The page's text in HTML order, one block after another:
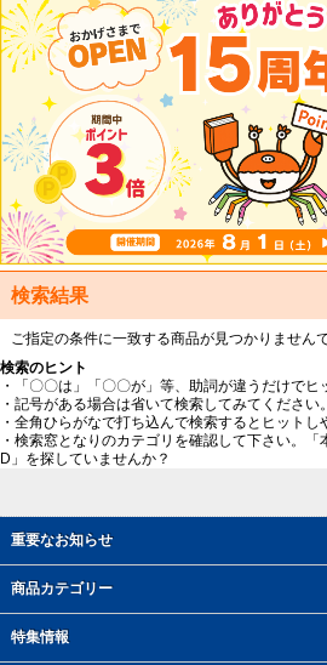
重要なお知らせ
商品カテゴリー
特集情報
検索結果
ご指定の条件に一致する商品が見つかりませんで
検索のヒント
・「〇〇は」「〇〇が」等、助詞が違うだけでヒ
・記号がある場合は省いて検索してみてください。
・全角ひらがなで打ち込んで検索するとヒットし
・検索窓となりのカテゴリを確認して下さい。
D」を探していませんか？